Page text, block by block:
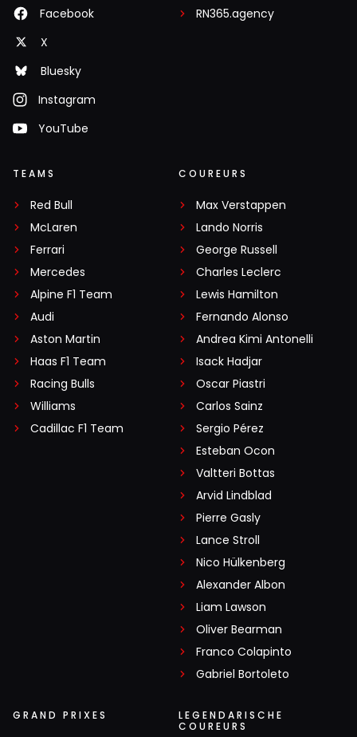
Facebook
X
Bluesky
Instagram
YouTube
RN365.agency
TEAMS
Red Bull
McLaren
Ferrari
Mercedes
Alpine F1 Team
Audi
Aston Martin
Haas F1 Team
Racing Bulls
Williams
Cadillac F1 Team
COUREURS
Max Verstappen
Lando Norris
George Russell
Charles Leclerc
Lewis Hamilton
Fernando Alonso
Andrea Kimi Antonelli
Isack Hadjar
Oscar Piastri
Carlos Sainz
Sergio Pérez
Esteban Ocon
Valtteri Bottas
Arvid Lindblad
Pierre Gasly
Lance Stroll
Nico Hülkenberg
Alexander Albon
Liam Lawson
Oliver Bearman
Franco Colapinto
Gabriel Bortoleto
GRAND PRIXES
LEGENDARISCHE
COUREURS